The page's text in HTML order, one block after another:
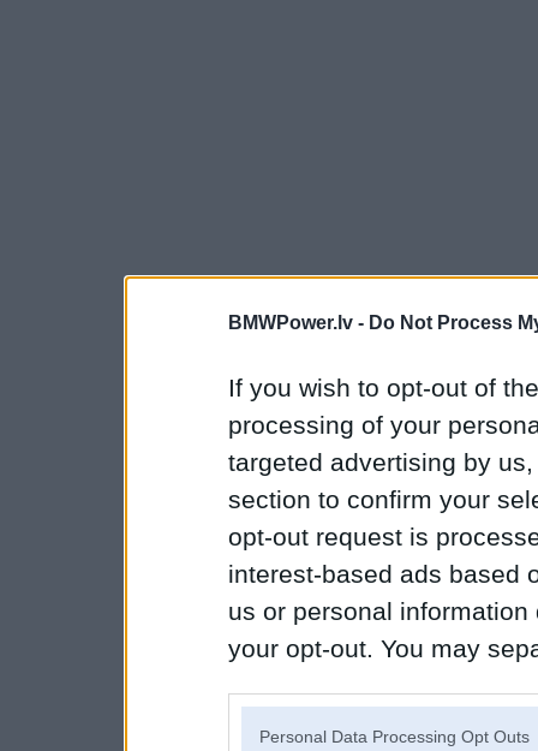
BMWPower.lv - Do Not Process
If you wish to opt-out of
processing of your
targeted advertising by
section to confirm your
opt-out request is
interest-based ads based
us or personal
your opt-out. You may
Personal Data Processing Opt Outs